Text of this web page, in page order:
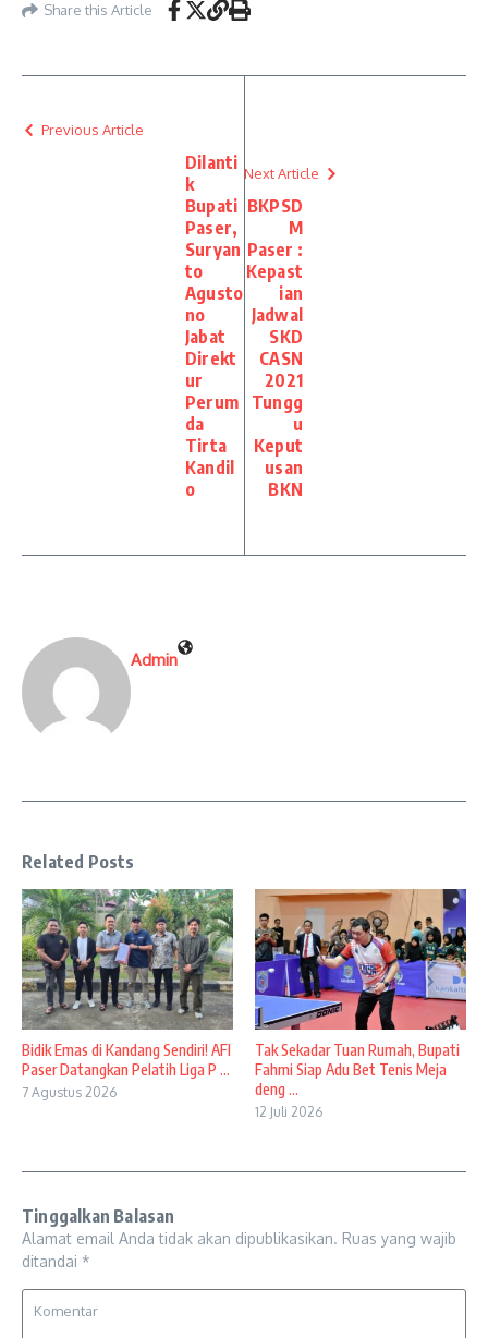
Share this Article
Previous Article
Dilanti
k
Bupati
Paser,
Suryan
to
Agusto
no
Jabat
Direkt
ur
Perum
da
Tirta
Kandil
o
Next Article
BKPSD
M
Paser :
Kepast
ian
Jadwal
SKD
CASN
2021
Tungg
u
Keput
usan
BKN
Admin
Related Posts
Bidik Emas di Kandang Sendiri! AFI
Paser Datangkan Pelatih Liga P ...
7 Agustus 2026
Tak Sekadar Tuan Rumah, Bupati
Fahmi Siap Adu Bet Tenis Meja
deng ...
12 Juli 2026
Tinggalkan Balasan
Alamat email Anda tidak akan dipublikasikan. Ruas yang wajib
ditandai *